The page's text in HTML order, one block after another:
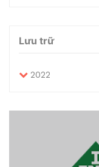
Lưu trữ
2022